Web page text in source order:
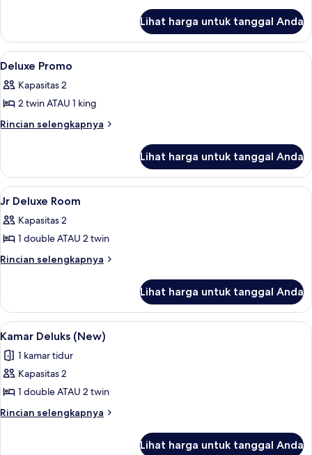
Kamar
Superior
Lihat harga untuk tanggal Anda
Lihat
semua
foto
untuk
Deluxe
3
Deluxe Promo
Kapasitas 2
2 twin ATAU 1 king
Rincian selengkapnya
Rincian
Deluxe
Promo
Lihat harga untuk tanggal Anda
Lihat
semua
foto
untuk
Jr
2
Jr Deluxe Room
Kapasitas 2
1 double ATAU 2 twin
Rincian selengkapnya
Rincian
Jr
Deluxe
Room
Lihat harga untuk tanggal Anda
Lihat
semua
foto
untuk
Kamar
Deluks
2
Kamar Deluks (New)
1 kamar tidur
Kapasitas 2
1 double ATAU 2 twin
Rincian selengkapnya
Rincian
Lihat harga untuk tanggal Anda